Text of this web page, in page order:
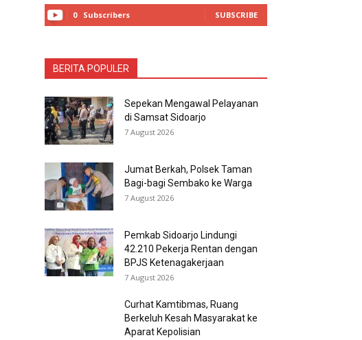
0 Subscribers SUBSCRIBE
BERITA POPULER
Sepekan Mengawal Pelayanan
di Samsat Sidoarjo
7 August 2026
Jumat Berkah, Polsek Taman
Bagi-bagi Sembako ke Warga
7 August 2026
Pemkab Sidoarjo Lindungi
42.210 Pekerja Rentan dengan
BPJS Ketenagakerjaan
7 August 2026
Curhat Kamtibmas, Ruang
Berkeluh Kesah Masyarakat ke
Aparat Kepolisian